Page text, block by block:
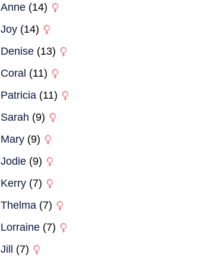
Anne(14)
Joy(14)
Denise(13)
Coral (11)
Patricia(11)
Sarah (9)
Mary(9)
Jodie(9)
Kerry(7)
Thelma(7)
Lorraine(7)
Jill
(7)